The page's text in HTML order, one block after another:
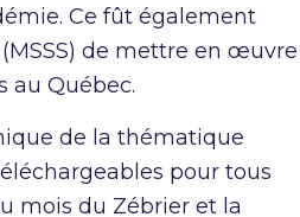
Ce fût également
de mettre en œuvre
au Québec.
de la thématique
pour tous
mois du Zébrier et la